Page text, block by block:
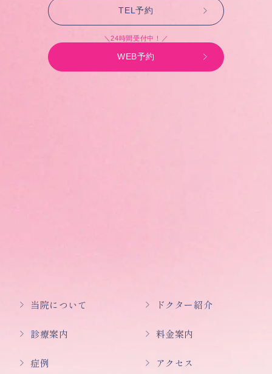
TEL予約
＼24時間受付中！／
WEB予約
当院について ドクター紹介
診療案内 料金案内
症例 アクセス